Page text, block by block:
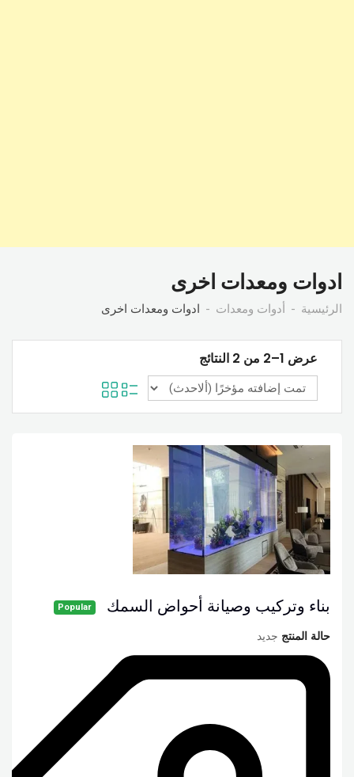
ادوات ومعدات اخرى
الرئيسية أدوات ومعدات ادوات ومعدات اخرى
عرض 1–2 من 2 النتائج
بناء وتركيب وصيانة أحواض السمك Popular
حالة المنتج جديد